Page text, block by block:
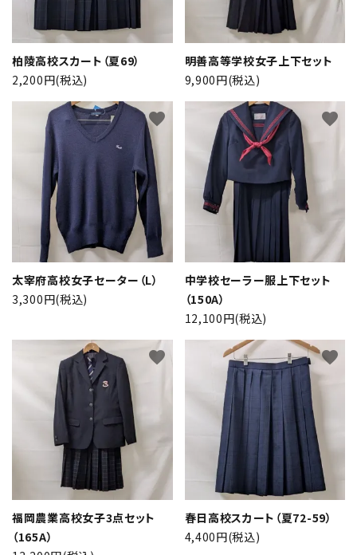
柏陵高校スカート（夏69）
2,200円(税込)
明善高等学校女子上下セット
9,900円(税込)
太宰府高校女子セーター（L）
3,300円(税込)
favorite
中学校セーラー服上下セット
（150A）
12,100円(税込)
favorite
福岡農業高校女子3点セット
（165A）
favorite
春日高校スカート（夏72-59）
4,400円(税込)
favorite
カテゴリー
検索する
close